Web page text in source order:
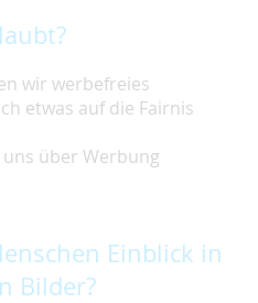
wir werbefreies
etwas auf die Fairnis
über Werbung
Einblick in
Bilder?